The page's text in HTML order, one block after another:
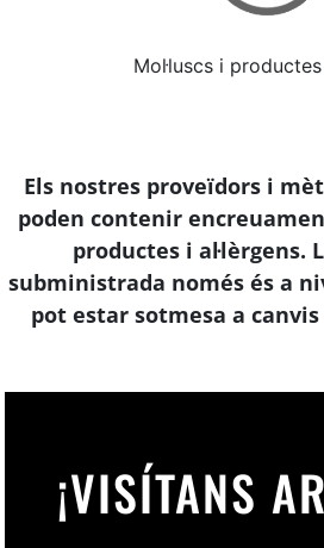
Mol·luscs i
Els nostres proveïdors i
poden contenir
productes i al·lèrgens.
subministrada només és a
pot estar sotmesa a
¡VISÍTANS